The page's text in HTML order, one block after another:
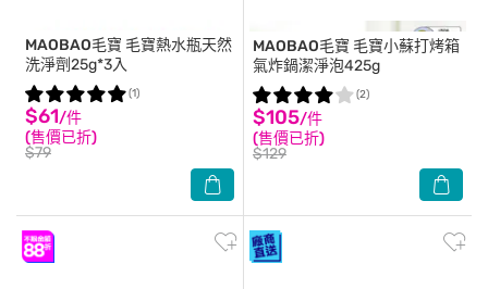
MAOBAO毛寶 毛寶熱水瓶天然
洗淨劑25g*3入
$61/件
(售價已折)
$79
(1)
MAOBAO毛寶 毛寶小蘇打烤箱
氣炸鍋潔淨泡425g
$105/件
(售價已折)
$129
(2)